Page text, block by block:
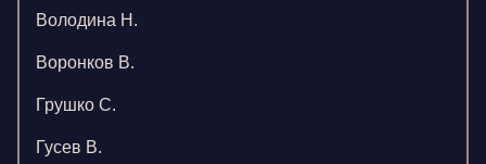
Володина Н.
Воронков В.
Грушко С.
Гусев В.